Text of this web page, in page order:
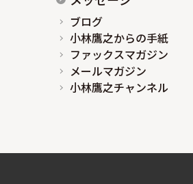
ブログ
小林鷹之からの手紙
ファックスマガジン
メールマガジン
小林鷹之チャンネル